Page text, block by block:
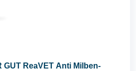
GUT ReaVET Anti Milben-